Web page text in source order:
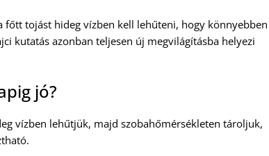
tojást hideg vízben kell lehűteni, hogy könnyebben
kutatás azonban teljesen új megvilágításba helyezi
jó?
vízben lehűtjük, majd szobahőmérsékleten tároljuk,